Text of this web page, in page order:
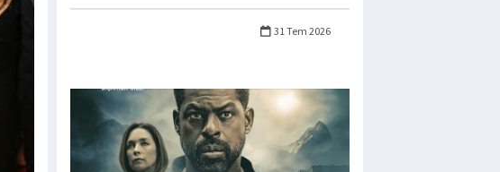
31 Tem 2026